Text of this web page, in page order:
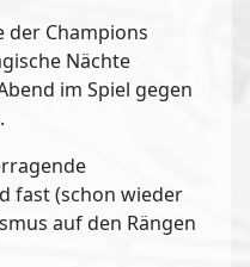
der Champions
Nächte
im Spiel gegen
fast (schon wieder
auf den Rängen